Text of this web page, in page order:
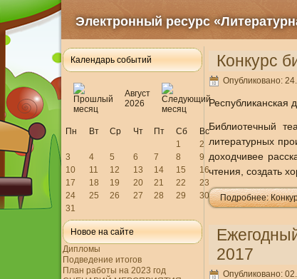
Электронный ресурс
Календарь событий
Август
2026
Пн Вт Ср Чт Пт Сб
Вс
1
2
3
4 5 6 7 8
9
10
11 12 13 14 15
16
17
18 19 20 21 22
23
24
25 26 27 28 29
30
31
Новое на сайте
Дипломы
Подведение итогов
План работы на 2023 год
Конкурс
Опубликовано:
Республиканская
Библиотечный
литературных
доходчивее
чтения, создать
Подробнее:
2017
Опубликовано: